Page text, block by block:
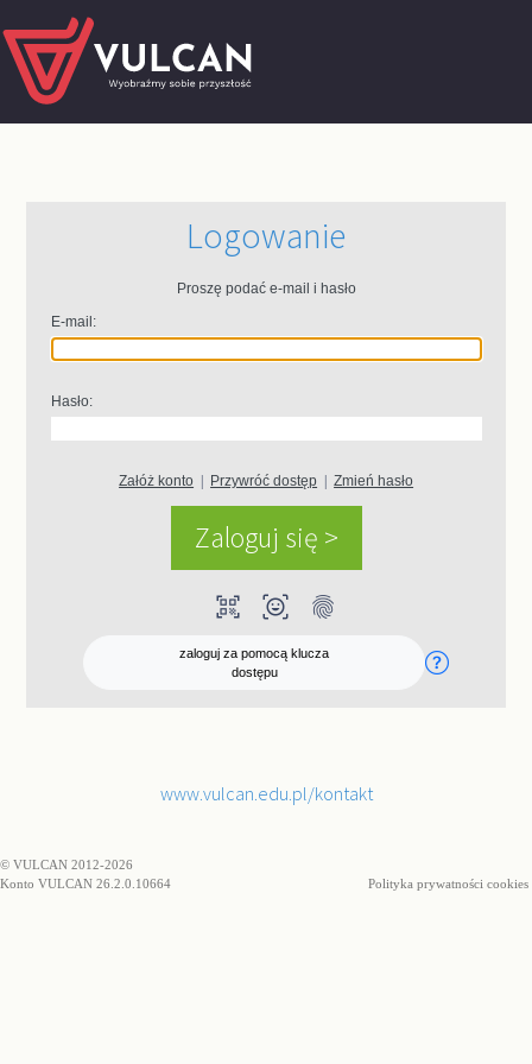
Logowanie
Proszę podać e-mail i hasło
E-mail:
Hasło:
Załóż konto Przywróć dostęp |Zmień hasło
qr_code_scanner ar_on_you fingerprint
zaloguj za pomocą klucza
dostępu
www.vulcan.edu.pl/kontakt
© VULCAN 2012-2026
Konto VULCAN 26.2.0.10664
Polityka prywatności cookies